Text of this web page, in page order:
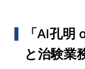
「AI孔
と治験業